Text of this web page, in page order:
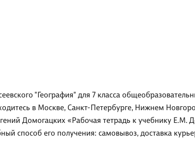
"География" для 7 класса
в Москве, Санкт-Петербурге, Нижнем
Домогацких «Рабочая тетрадь к учебнику Е.М.
способ его получения: самовывоз, доставка